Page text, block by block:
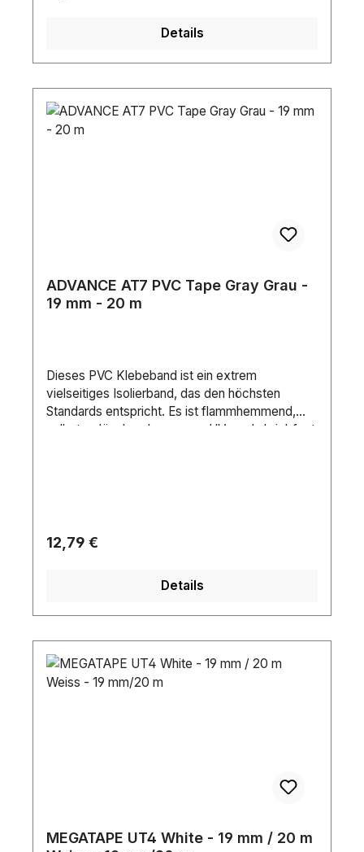
Details
ADVANCE AT7 PVC Tape Gray Grau -
19 mm - 20 m
Dieses PVC Klebeband ist ein extrem
vielseitiges Isolierband, das den höchsten
Standards entspricht. Es ist flammhemmend,
selbstverlöschend, wasser-, UV- und abriebfest
PlasticKerndurchmesser (innen): 25 mmFarbe:
GrayLänge (m): 20 mBreite (mm): 19 mm
Regulärer Preis:
12,79 €
Details
MEGATAPE UT4 White - 19 mm / 20 m